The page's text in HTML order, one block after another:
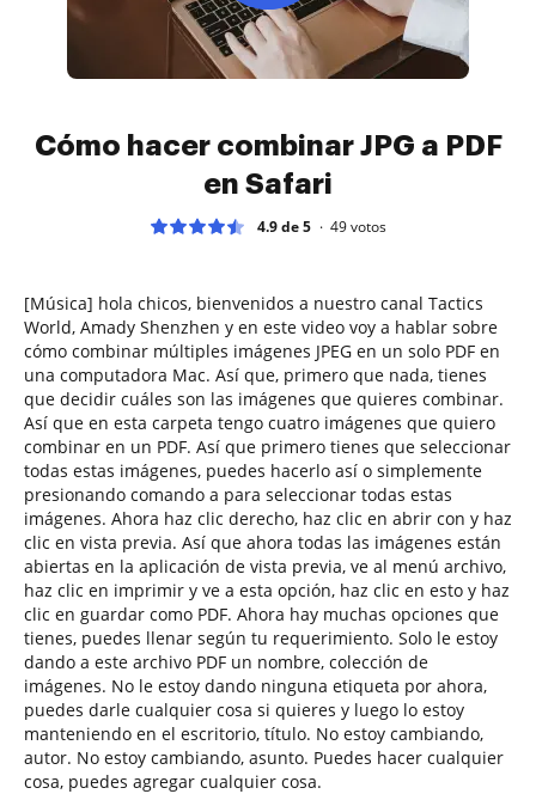
Cómo hacer combinar JPG a PDF
en Safari
4.9 de 5 49votos
[Música] hola chicos, bienvenidos a nuestro canal Tactics
World, Amady Shenzhen y en este video voy a hablar sobre
cómo combinar múltiples imágenes JPEG en un solo PDF en
una computadora Mac. Así que, primero que nada, tienes
que decidir cuáles son las imágenes que quieres combinar.
Así que en esta carpeta tengo cuatro imágenes que quiero
combinar en un PDF. Así que primero tienes que seleccionar
todas estas imágenes, puedes hacerlo así o simplemente
presionando comando a para seleccionar todas estas
imágenes. Ahora haz clic derecho, haz clic en abrir con y haz
clic en vista previa. Así que ahora todas las imágenes están
abiertas en la aplicación de vista previa, ve al menú archivo,
haz clic en imprimir y ve a esta opción, haz clic en esto y haz
clic en guardar como PDF. Ahora hay muchas opciones que
tienes, puedes llenar según tu requerimiento. Solo le estoy
dando a este archivo PDF un nombre, colección de
imágenes. No le estoy dando ninguna etiqueta por ahora,
puedes darle cualquier cosa si quieres y luego lo estoy
manteniendo en el escritorio, título. No estoy cambiando,
autor. No estoy cambiando, asunto. Puedes hacer cualquier
cosa, puedes agregar cualquier cosa.